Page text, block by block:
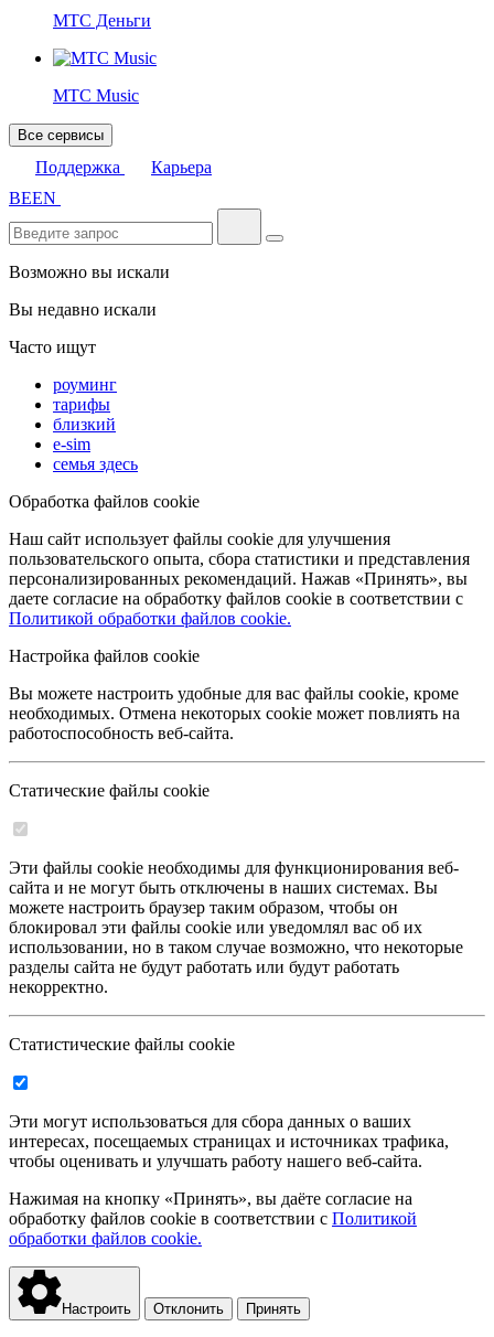
МТС Деньги
МТС Music
Все сервисы
Поддержка
Карьера
BEEN
Возможно вы искали
Вы недавно искали
Часто ищут
роуминг
тарифы
близкий
e-sim
семья здесь
Обработка файлов cookie
Наш сайт использует файлы cookie для улучшения
пользовательского опыта, сбора статистики и представления
персонализированных рекомендаций. Нажав «Принять», вы
даете согласие на обработку файлов cookie в соответствии с
Политикой обработки файлов cookie.
Настройка файлов cookie
Вы можете настроить удобные для вас файлы cookie, кроме
необходимых. Отмена некоторых cookie может повлиять на
работоспособность веб-сайта.
Статические файлы cookie
Эти файлы cookie необходимы для функционирования веб-
сайта и не могут быть отключены в наших системах. Вы
можете настроить браузер таким образом, чтобы он
блокировал эти файлы cookie или уведомлял вас об их
использовании, но в таком случае возможно, что некоторые
разделы сайта не будут работать или будут работать
некорректно.
Статистические файлы cookie
Эти могут использоваться для сбора данных о ваших
интересах, посещаемых страницах и источниках трафика,
чтобы оценивать и улучшать работу нашего веб-сайта.
Нажимая на кнопку «Принять», вы даёте согласие на
обработку файлов cookie в соответствии с Политикой
обработки файлов cookie.
Настроить Отклонить Принять